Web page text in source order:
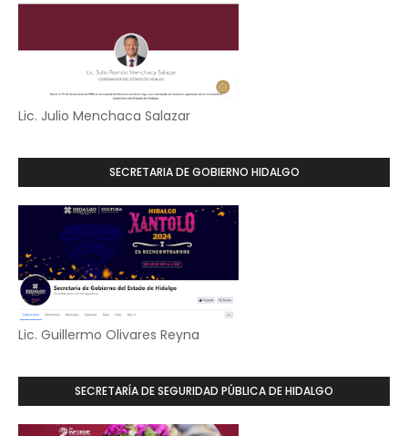
Lic. Julio Menchaca Salazar
SECRETARIA DE GOBIERNO HIDALGO
Lic. Guillermo Olivares Reyna
SECRETARÍA DE SEGURIDAD PÚBLICA DE HIDALGO